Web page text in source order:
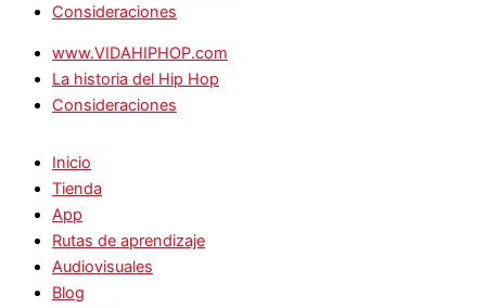
Consideraciones
www.VIDAHIPHOP.com
La historia del Hip Hop
Consideraciones
Inicio
Tienda
App
Rutas de aprendizaje
Audiovisuales
Blog